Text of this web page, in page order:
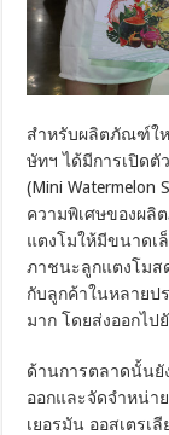
สำหรับผลิตภัณฑ์ให
ษัทฯ ได้มีการเปิด
(Mini Watermelon
ความพิเศษของผ
แตงโมให้มีขนาดเ
ภาชนะลูกแตงโมส
กับลูกค้าในหลายป
มาก โดยส่งออกไป
ด้านการตลาดนั้นยั
ออกและจัดจำหน่า
เยอรมัน ออสเตรเ